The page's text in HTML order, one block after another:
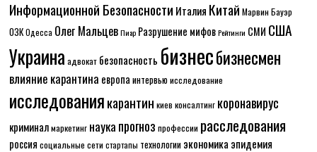
Информационной Безопасности Италия Китай Марвин Бауэр
ОЗК Одесса Олег Мальцев Пиар Разрушение мифов Рейтинги СМИ США
Украина адвокат безопасность бизнесбизнесмен
влияние карантина европа интервьюисследование
исследованиякарантин киев консалтинг коронавирус
криминалмаркетинг наукапрогноз профессии расследования
россия социальные сети стартапы технологии экономика эпидемия